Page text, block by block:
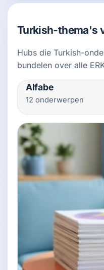
Turkish-thema's
Hubs die Turkish-
bundelen over alle
Alfabe
12 onderwerpen